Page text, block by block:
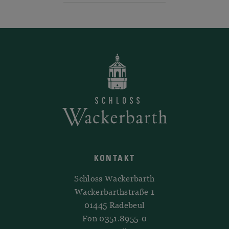
KONTAKT
Schloss Wackerbarth
Wackerbarthstraße 1
01445 Radebeul
Fon 0351.8955-0